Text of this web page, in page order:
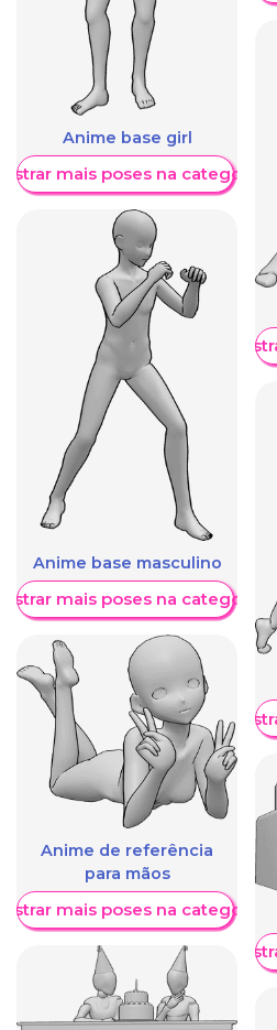
Anime base girl
mais poses na categoria
Anime base masculino
mais poses na categoria
Anime de referência
para mãos
mais poses na categoria